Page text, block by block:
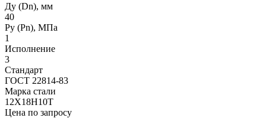
Ду (Dn), мм
40
Ру (Рn), МПа
1
Исполнение
3
Стандарт
ГОСТ 22814-83
Марка стали
12Х18Н10Т
Цена по запросу